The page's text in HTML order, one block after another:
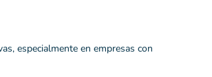
especialmente en empresas con